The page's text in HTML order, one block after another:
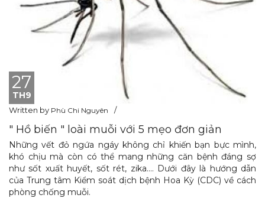
27
TH9
Written by Phù Chi Nguyên
" Hồ biến " loài muỗi với 5 mẹo đơn giản
Những vết đỏ ngứa ngáy không chỉ khiến bạn bực mình,
khó chịu mà còn có thể mang những căn bệnh đáng sợ
như sốt xuất huyết, sốt rét, zika…. Dưới đây là hướng dẫn
của Trung tâm Kiểm soát dịch bệnh Hoa Kỳ (CDC) về cách
phòng chống muỗi.